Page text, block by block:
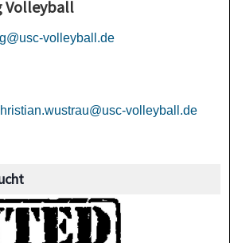
Volleyball
volleyball.de
volleyball.de